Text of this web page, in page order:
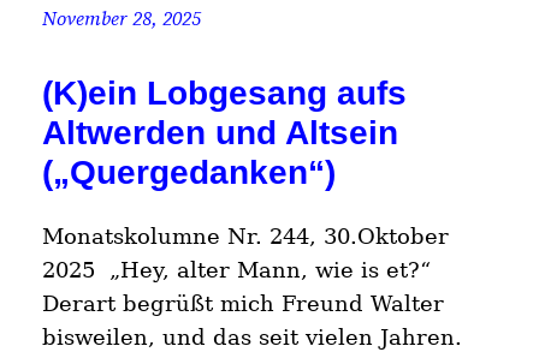
November 28, 2025
(K)ein Lobgesang aufs
Altwerden und Altsein
(„Quergedanken“)
Monatskolumne Nr. 244, 30.Oktober
2025 „Hey, alter Mann, wie is et?“
Derart begrüßt mich Freund Walter
bisweilen, und das seit vielen Jahren.